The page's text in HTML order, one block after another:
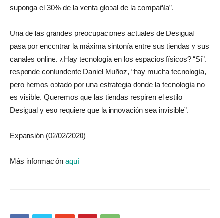
suponga el 30% de la venta global de la compañía”.
Una de las grandes preocupaciones actuales de Desigual
pasa por encontrar la máxima sintonía entre sus tiendas y sus
canales online. ¿Hay tecnología en los espacios físicos? “Sí”,
responde contundente Daniel Muñoz, “hay mucha tecnología,
pero hemos optado por una estrategia donde la tecnología no
es visible. Queremos que las tiendas respiren el estilo
Desigual y eso requiere que la innovación sea invisible”.
Expansión (02/02/2020)
Más información aquí